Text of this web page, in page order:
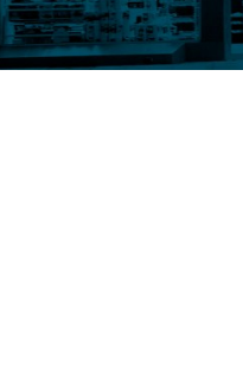
Clientes
Lo que hacemos